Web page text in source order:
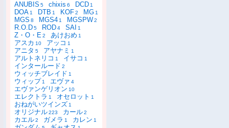
ANUBIS 5 chixis 6 DCD 1
DOA 1 DTB 1 KOF2 MG 1
MGS 8 MGS4 1 MGSPW2
R.O.D5 ROD4 SAI 1
Z・O・E2 あけおめ 1
アスカ 10 アッコ 1
アニタ 5 アヤナミ 1
アルトネリコ 1 イサコ 1
インタールード 2
ウィッチブレイド 1
ウィップ 1 エヴァ 4
エヴァンゲリオン 10
エレクトラ 1 オセロット 1
おねがいツインズ 1
オリジナル223 カール2
カエル2 ガメラ 1 カレン 1